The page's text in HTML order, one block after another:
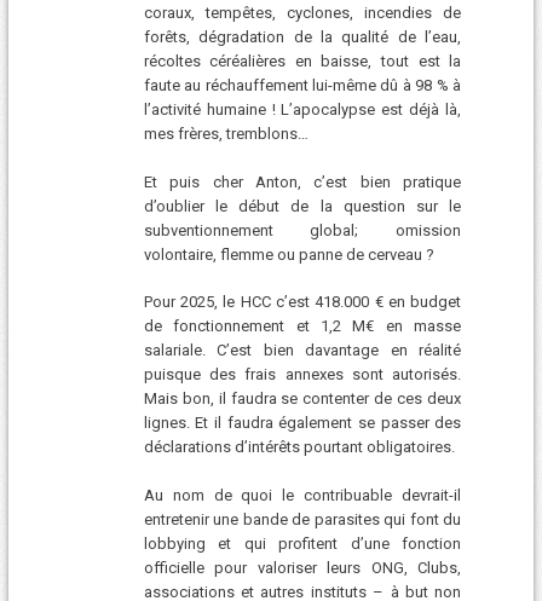
coraux, tempêtes, cyclones, incendies de
forêts, dégradation de la qualité de l’eau,
récoltes céréalières en baisse, tout est la
faute au réchauffement lui-même dû à 98 % à
l’activité humaine ! L’apocalypse est déjà là,
mes frères, tremblons…
Et puis cher Anton, c’est bien pratique
d’oublier le début de la question sur le
subventionnement global; omission
volontaire, flemme ou panne de cerveau ?
Pour 2025, le HCC c’est 418.000 € en budget
de fonctionnement et 1,2 M€ en masse
salariale. C’est bien davantage en réalité
puisque des frais annexes sont autorisés.
Mais bon, il faudra se contenter de ces deux
lignes. Et il faudra également se passer des
déclarations d’intérêts pourtant obligatoires.
Au nom de quoi le contribuable devrait-il
entretenir une bande de parasites qui font du
lobbying et qui profitent d’une fonction
officielle pour valoriser leurs ONG, Clubs,
associations et autres instituts – à but non